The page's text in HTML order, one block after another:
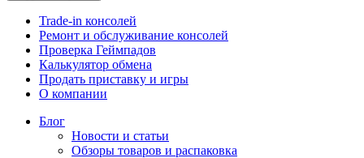
Trade-in консолей
Ремонт и обслуживание консолей
Проверка Геймпадов
Калькулятор обмена
Продать приставку и игры
О компании
Блог
Новости и статьи
Обзоры товаров и распаковка